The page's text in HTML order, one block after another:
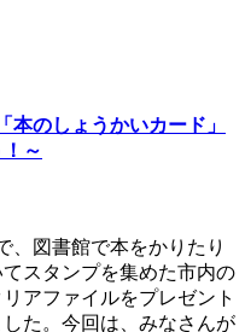
のしょうかいカード」
～
、図書館で本をかりたり
スタンプを集めた市内の
アファイルをプレゼント
た。今回は、みなさんが